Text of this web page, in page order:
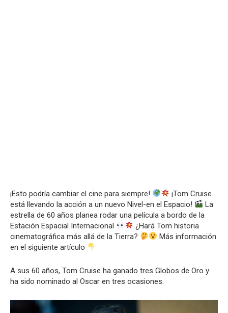
¡Esto podría cambiar el cine para siempre!
¡Tom Cruise
está llevando la acción a un nuevo Nivel-en el Espacio!
La
estrella de 60 años planea rodar una película a bordo de la
Estación Espacial Internacional
¿Hará Tom historia
cinematográfica más allá de la Tierra?
Más información
en el siguiente artículo
A sus 60 años, Tom Cruise ha ganado tres Globos de Oro y
ha sido nominado al Oscar en tres ocasiones.